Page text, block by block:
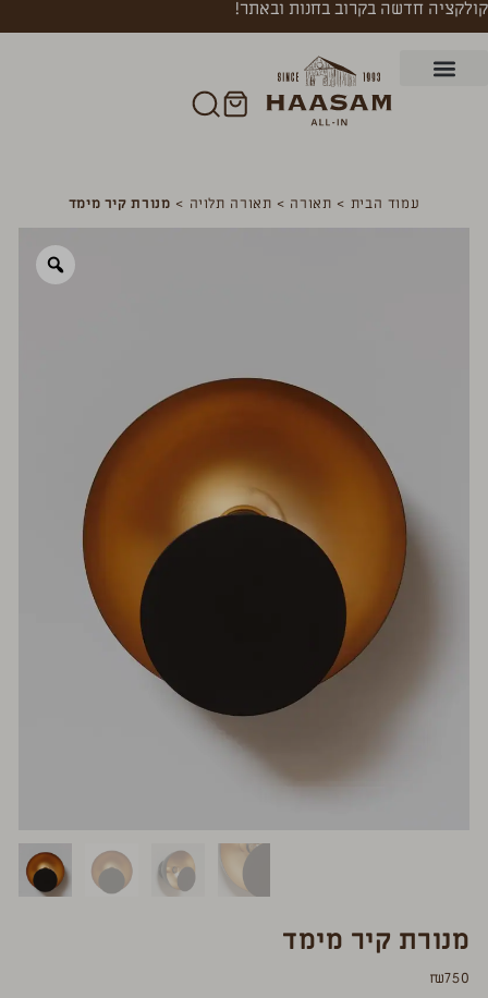
קולקציה חדשה בקרוב בחנות ובאתר!
מנורת קיר מימד
₪750
עמוד הבית > תאורה > תאורה תלויה > מנורת קיר מימד